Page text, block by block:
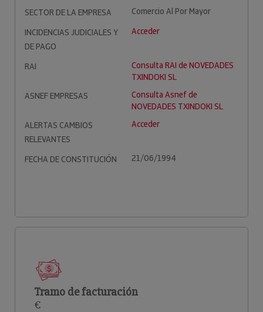
SECTOR DE LA EMPRESA
Comercio Al Por Mayor
INCIDENCIAS JUDICIALES Y
DE PAGO
Acceder
RAI
Consulta RAI de NOVEDADES
TXINDOKI SL
ASNEF EMPRESAS
Consulta Asnef de
NOVEDADES TXINDOKI SL
ALERTAS CAMBIOS
RELEVANTES
Acceder
FECHA DE CONSTITUCIÓN 21/06/1994
Tramo de facturación
€